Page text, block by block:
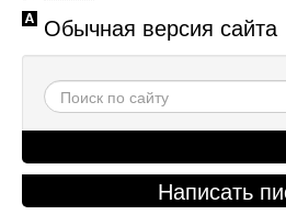
Обычная версия сайта
Написать